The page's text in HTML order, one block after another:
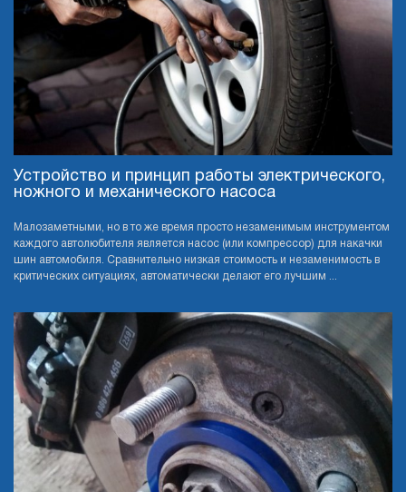
Устройство и принцип работы электрического,
ножного и механического насоса
Малозаметными, но в то же время просто незаменимым инструментом
каждого автолюбителя является насос (или компрессор) для накачки
шин автомобиля. Сравнительно низкая стоимость и незаменимость в
критических ситуациях, автоматически делают его лучшим ...